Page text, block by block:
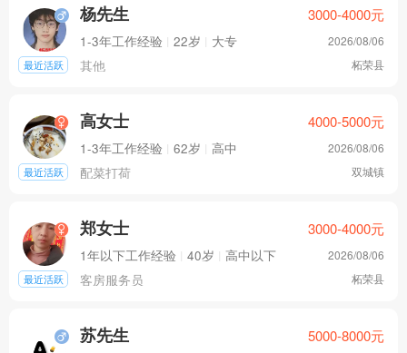
最近活跃
杨先生
1-3年工作经验 22岁 大专
其他
3000-4000元
2026/08/06
柘荣县
最近活跃
高女士
1-3年工作经验 62岁 高中
配菜打荷
4000-5000元
2026/08/06
双城镇
最近活跃
郑女士
1年以下工作经验 40岁 高中以下
客房服务员
3000-4000元
2026/08/06
柘荣县
苏先生 5000-8000元